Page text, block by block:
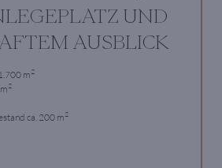
UND
AUSBLICK
m2
2
ca. 200 m2